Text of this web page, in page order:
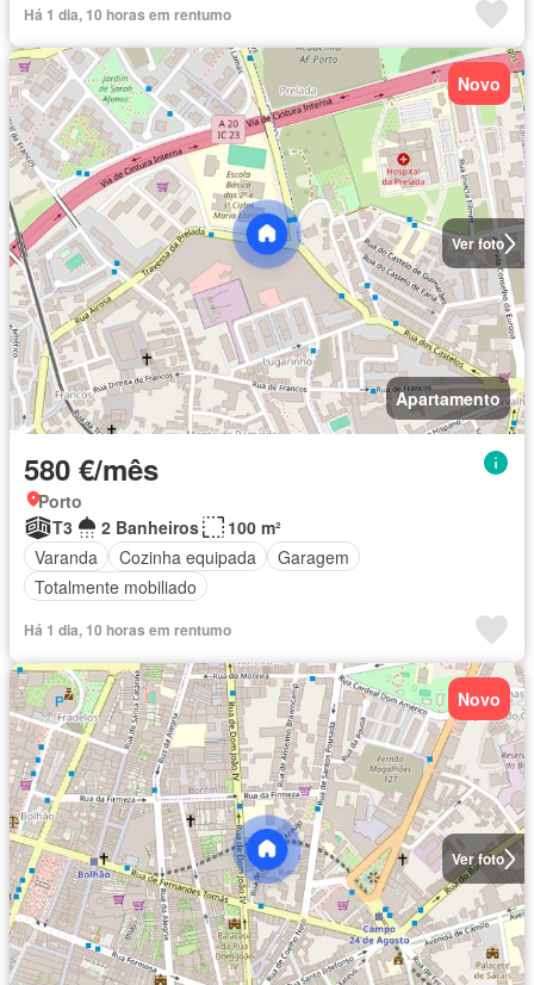
Há 1 dia, 10 horas em rentumo
Ver foto
Novo
Apartamento
580 €/mês
Porto
T3
2 Banheiros
100 m²
Varanda
Cozinha equipada
Garagem
Totalmente mobiliado
Há 1 dia, 10 horas em rentumo
Ver foto
Novo